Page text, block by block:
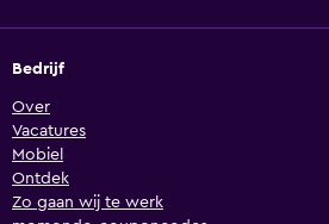
Bedrijf
Over
Vacatures
Mobiel
Ontdek
Zo gaan wij te werk